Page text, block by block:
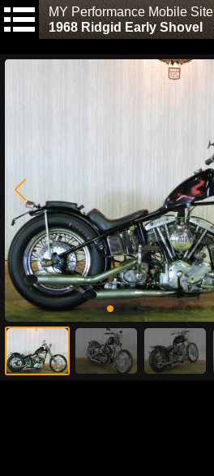
MY Performance Mobile Site
1968 Ridgid Early Shovel